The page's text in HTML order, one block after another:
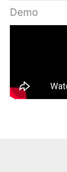
Demo